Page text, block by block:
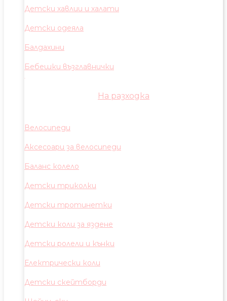
Детски хавлии и халати
Детски одеяла
Балдахини
Бебешки възглавнички
На разходка
Велосипеди
Аксесоари за велосипеди
Баланс колело
Детски триколки
Детски тротинетки
Детски коли за яздене
Детски ролели и кънки
Електрически коли
Детски скейтборди